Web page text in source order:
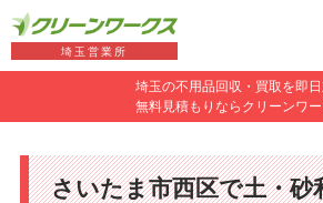
埼玉の不用品回収・買取を即日
無料見積もりならクリーンワー
埼玉営業所
さいたま市西区で土・砂